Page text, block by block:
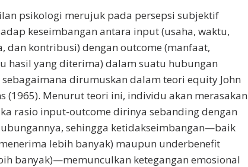
psikologi merujuk pada persepsi subjektif
keseimbangan antara input (usaha, waktu,
dan kontribusi) dengan outcome (manfaat,
hasil yang diterima) dalam suatu hubungan
dirumuskan dalam teori equity John
(1965). Menurut teori ini, individu akan merasakan
rasio input-outcome dirinya sebanding dengan
sehingga ketidakseimbangan—baik
lebih banyak) maupun underbenefit
banyak)—memunculkan ketegangan emosional